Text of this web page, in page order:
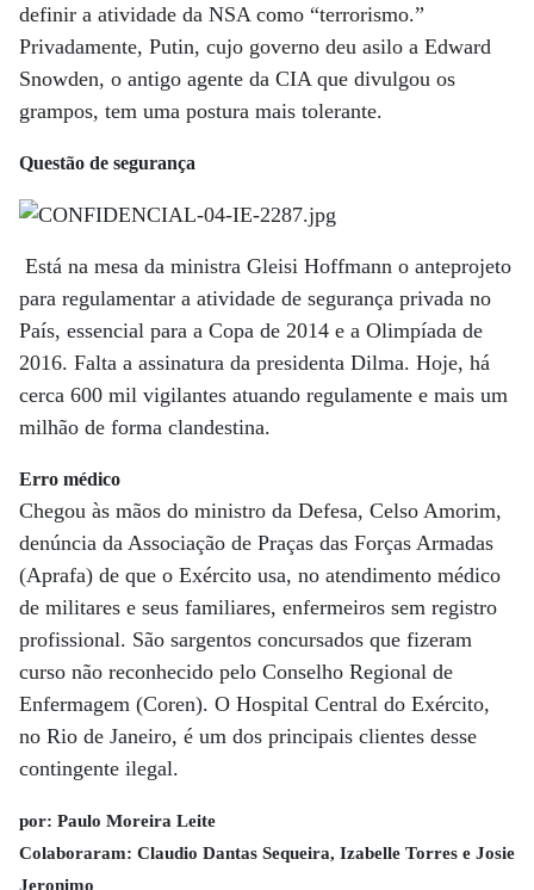
definir a atividade da NSA como “terrorismo.”
Privadamente, Putin, cujo governo deu asilo a Edward
Snowden, o antigo agente da CIA que divulgou os
grampos, tem uma postura mais tolerante.
Questão de segurança
Está na mesa da ministra Gleisi Hoffmann o anteprojeto
para regulamentar a atividade de segurança privada no
País, essencial para a Copa de 2014 e a Olimpíada de
2016. Falta a assinatura da presidenta Dilma. Hoje, há
cerca 600 mil vigilantes atuando regulamente e mais um
milhão de forma clandestina.
Erro médico
Chegou às mãos do ministro da Defesa, Celso Amorim,
denúncia da Associação de Praças das Forças Armadas
(Aprafa) de que o Exército usa, no atendimento médico
de militares e seus familiares, enfermeiros sem registro
profissional. São sargentos concursados que fizeram
curso não reconhecido pelo Conselho Regional de
Enfermagem (Coren). O Hospital Central do Exército,
no Rio de Janeiro, é um dos principais clientes desse
contingente ilegal.
por: Paulo Moreira Leite
Colaboraram: Claudio Dantas Sequeira, Izabelle Torres e Josie
Jeronimo